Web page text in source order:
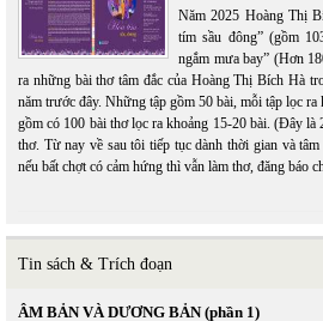
Năm 2025 Hoàng Thị
tím sầu đông” (gồm
ngắm mưa bay” (Hơn
ra những bài thơ tâm đắc của Hoàng Thị Bích Hà
năm trước đây. Những tập gồm 50 bài, mỗi tập lọc
gồm có 100 bài thơ lọc ra khoảng 15-20 bài. (Đây là
thơ. Từ nay về sau tôi tiếp tục dành thời gian và
nếu bất chợt có cảm hứng thì vẫn làm thơ, đăng báo
Tin sách & Trích đoạn
ÂM BẢN VÀ DƯƠNG BẢN (phần 1)